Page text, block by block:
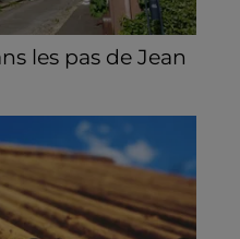
les pas de Jean
Tourisme.